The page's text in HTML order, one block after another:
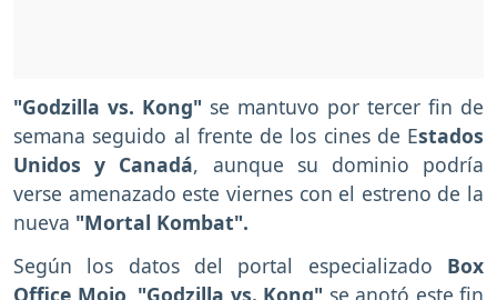
"Godzilla vs. Kong" se mantuvo por tercer fin de
semana seguido al frente de los cines de Estados
Unidos y Canadá, aunque su dominio podría
verse amenazado este viernes con el estreno de la
nueva "Mortal Kombat".
Según los datos del portal especializado Box